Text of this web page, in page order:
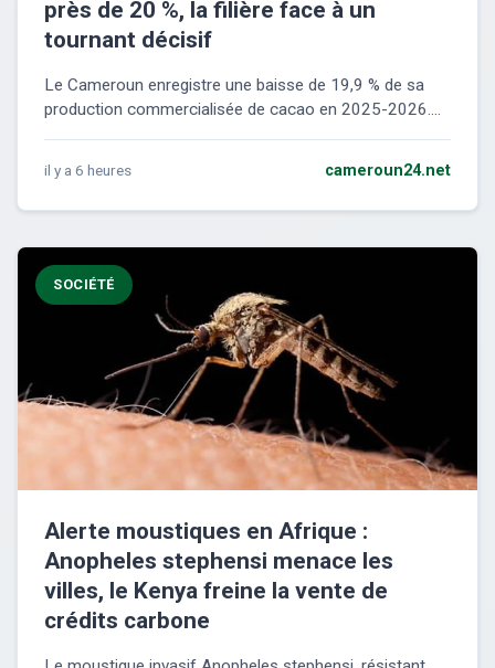
près de 20 %, la filière face à un
tournant décisif
Le Cameroun enregistre une baisse de 19,9 % de sa
production commercialisée de cacao en 2025-2026....
il y a 6 heures cameroun24.net
SOCIÉTÉ
Alerte moustiques en Afrique :
Anopheles stephensi menace les
villes, le Kenya freine la vente de
crédits carbone